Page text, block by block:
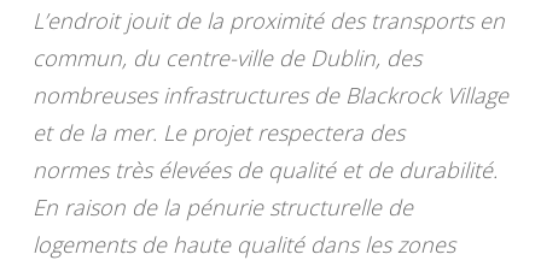
L’endroit jouit de la proximité des transports en
commun, du centre-ville de Dublin, des
nombreuses infrastructures de Blackrock Village
et de la mer. Le projet respectera des
normes très élevées de qualité et de durabilité.
En raison de la pénurie structurelle de
logements de haute qualité dans les zones